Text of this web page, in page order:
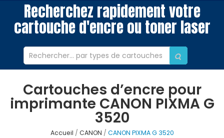
Recherchez rapidement votre
cartouche d'encre ou toner laser
Cartouches d’encre pour
imprimante CANON PIXMA G
3520
Accueil CANON CANON PIXMA G 3520